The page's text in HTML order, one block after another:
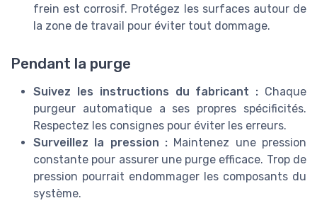
frein est corrosif. Protégez les surfaces autour de
la zone de travail pour éviter tout dommage.
Pendant la purge
Suivez les instructions du fabricant : Chaque
purgeur automatique a ses propres spécificités.
Respectez les consignes pour éviter les erreurs.
Surveillez la pression : Maintenez une pression
constante pour assurer une purge efficace. Trop de
pression pourrait endommager les composants du
système.